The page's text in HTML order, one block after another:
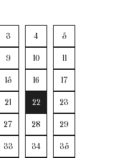
3 4 5
9 10 11
15 16 17
21 22 23
27 28 29
33 34 35